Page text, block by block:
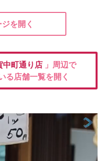
を開く
中町通り店 」周辺で
る店舗一覧を開く